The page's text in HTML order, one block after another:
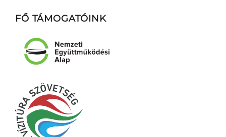
FŐ TÁMOGATÓINK